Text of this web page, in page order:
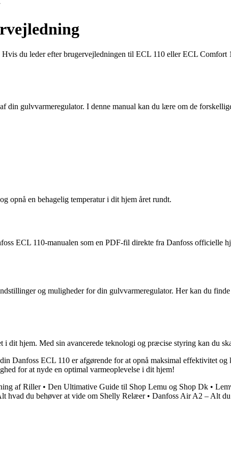
du leder efter brugervejledningen til ECL 110 eller ECL
din gulvvarmeregulator. I denne manual kan du lære om de
opnå en behagelig temperatur i dit hjem året rundt.
ECL 110-manualen som en PDF-fil direkte fra Danfoss officielle
og muligheder for din gulvvarmeregulator. Her kan du
hjem. Med sin avancerede teknologi og præcise styring kan du
Danfoss ECL 110 er afgørende for at opnå maksimal effektivitet
for at nyde en optimal varmeoplevelse i dit hjem!
af Riller• Den Ultimative Guide til Shop Lemu og Shop Dk •
hvad du behøver at vide om Shelly Relæer• Danfoss Air A2 – Alt